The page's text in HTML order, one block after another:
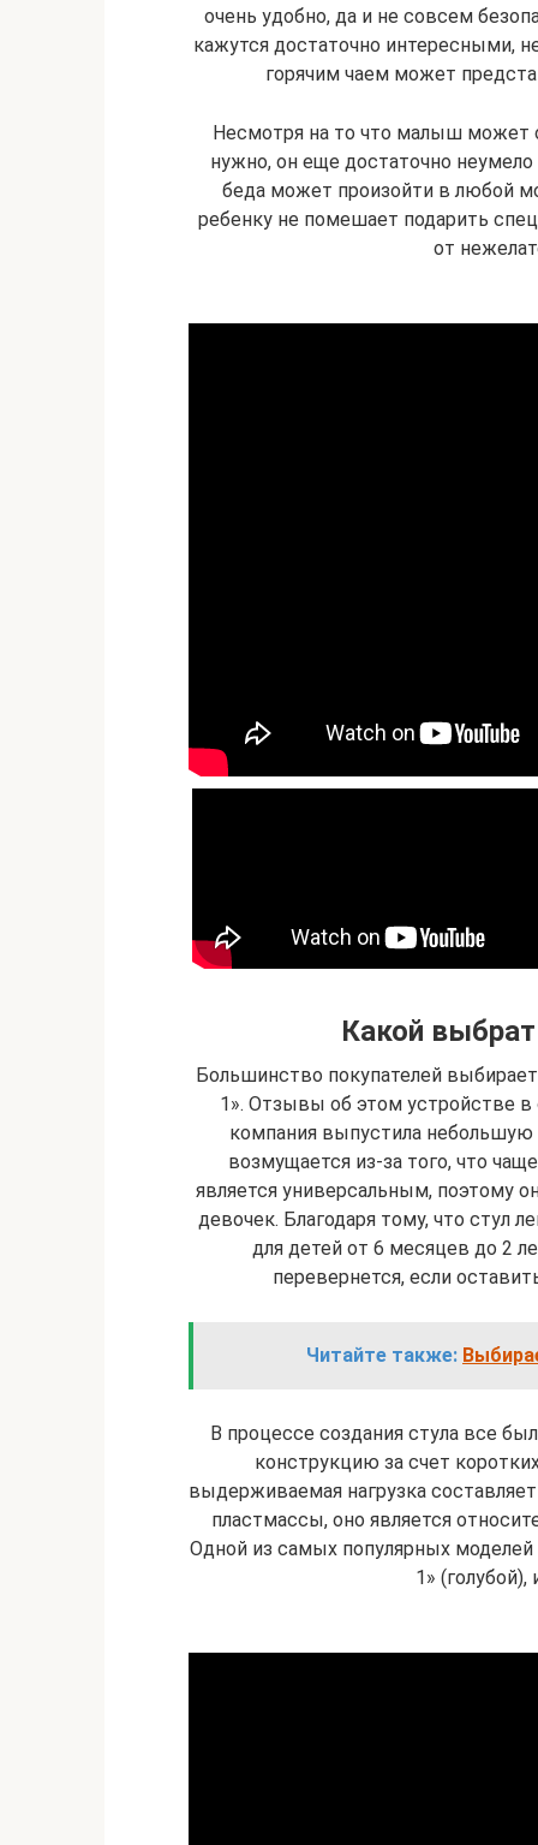
очень удобно, да и не совсем
кажутся достаточно интересными,
горячим чаем может
Несмотря на то что малыш может
нужно, он еще достаточно
беда может произойти в любой
ребенку не помешает подарить
от
Какой
Большинство покупателей
1». Отзывы об этом устройстве
компания выпустила небольшую
возмущается из-за того, что
является универсальным, поэтому
девочек. Благодаря тому, что стул
для детей от 6 месяцев до 2
перевернется, если
Читайте также:
В процессе создания стула все
конструкцию за счет
выдерживаемая нагрузка
пластмассы, оно является
Одной из самых популярных моделей
1»